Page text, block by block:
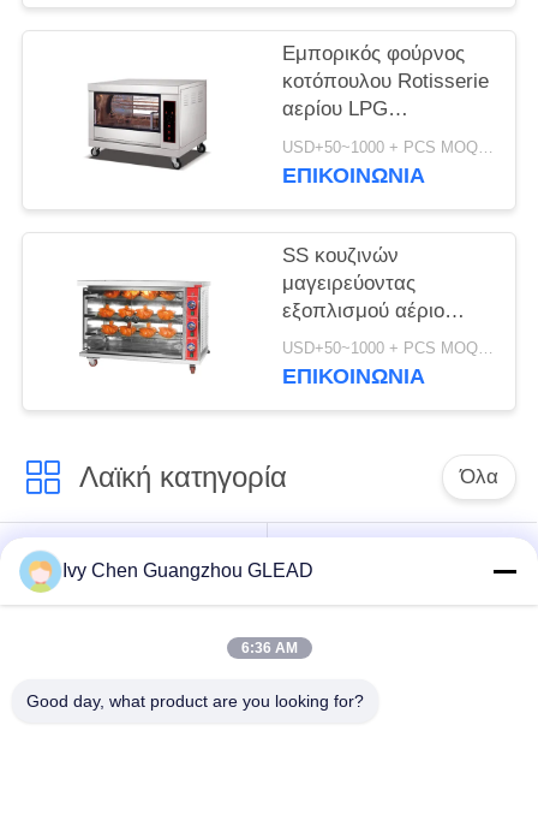
Εμπορικός φούρνος
κοτόπουλου Rotisserie
αερίου LPG
εστιατορίων για
ολόκληρο το
USD+50~1000 + PCS MOQ:PC 1
ΕΠΙΚΟΙΝΩΝΊΑ
SS κουζινών
μαγειρεύοντας
εξοπλισμού αέριο
μηχανών φούρνων
Rotisserie κοτόπουλου
USD+50~1000 + PCS MOQ:PC 1
ΕΠΙΚΟΙΝΩΝΊΑ
Λαϊκή κατηγορία Όλα
Εμπορικός
μαγειρεύοντας
εξοπλισμός
Μαγειρεύοντας
εξοπλισμός κουζινών
εξοπλισμός
επεξεργασίας
Ivy Chen Guangzhou GLEAD
6:36 AM
Good day, what product are you looking for?